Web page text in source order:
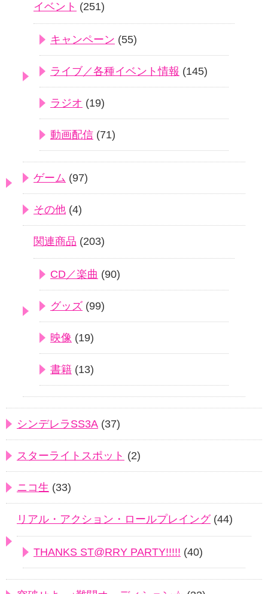
イベント (251)
キャンペーン (55)
ライブ／各種イベント情報 (145)
ラジオ (19)
動画配信 (71)
ゲーム (97)
その他 (4)
関連商品 (203)
CD／楽曲 (90)
グッズ (99)
映像 (19)
書籍 (13)
シンデレラSS3A (37)
スターライトスポット (2)
ニコ生 (33)
リアル・アクション・ロールプレイング(44)
THANKS ST@RRY PARTY!!!!! (40)